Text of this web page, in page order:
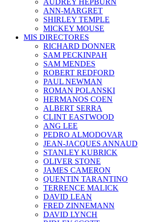
AUDREY HEPBURN
ANN-MARGRET
SHIRLEY TEMPLE
MICKEY MOUSE
MIS DIRECTORES
RICHARD DONNER
SAM PECKINPAH
SAM MENDES
ROBERT REDFORD
PAUL NEWMAN
ROMAN POLANSKI
HERMANOS COEN
ALBERT SERRA
CLINT EASTWOOD
ANG LEE
PEDRO ALMODOVAR
JEAN-JACQUES ANNAUD
STANLEY KUBRICK
OLIVER STONE
JAMES CAMERON
QUENTIN TARANTINO
TERRENCE MALICK
DAVID LEAN
FRED ZINNEMANN
DAVID LYNCH